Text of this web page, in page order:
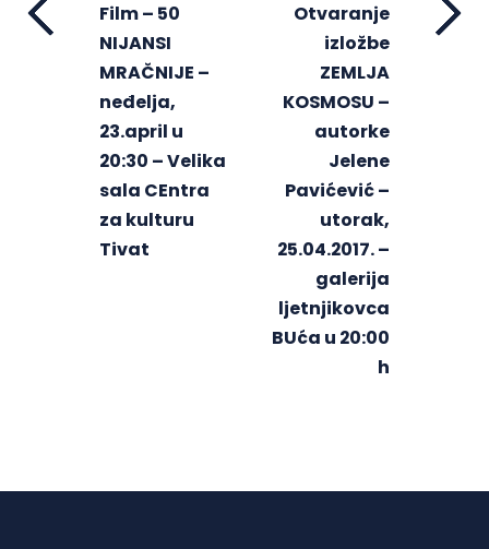
Film – 50
NIJANSI
MRAČNIJE –
neđelja,
23.april u
20:30 – Velika
sala CEntra
za kulturu
Tivat
Otvaranje
izložbe
ZEMLJA
KOSMOSU –
autorke
Jelene
Pavićević –
utorak,
25.04.2017. –
galerija
ljetnjikovca
BUća u 20:00
h